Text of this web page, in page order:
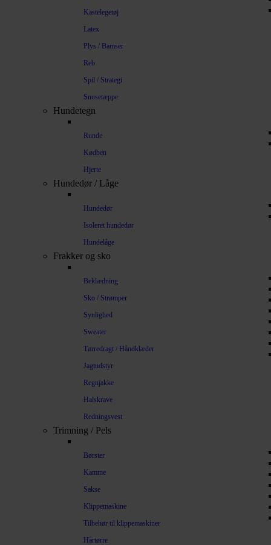
Kastelegetøj
Latex
Plys / Bamser
Reb
Spil / Strategi
Snusetæppe
Hundetegn
Runde
Kødben
Hjerte
Hundedør / Låge
Hundedør
Isoleret hundedør
Hundelåge
Frakker og sko
Beklædning
Sko / Strømper
Synlighed
Sweater
Tørredragt / Håndklæder
Jagtudstyr
Regnjakke
Halskrave
Redningsvest
Trimning / Pels
Børster
Kamme
Sakse
Klippemaskine
Tilbehør til klippemaskiner
Hårtørre